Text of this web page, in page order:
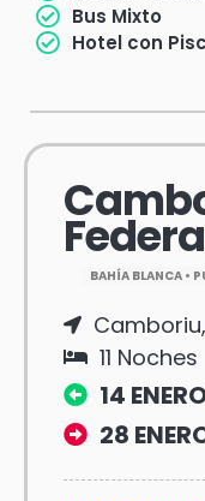
Bus Mixto
Hotel con
BAHÍA BLANCA •
11 Noches
14
28